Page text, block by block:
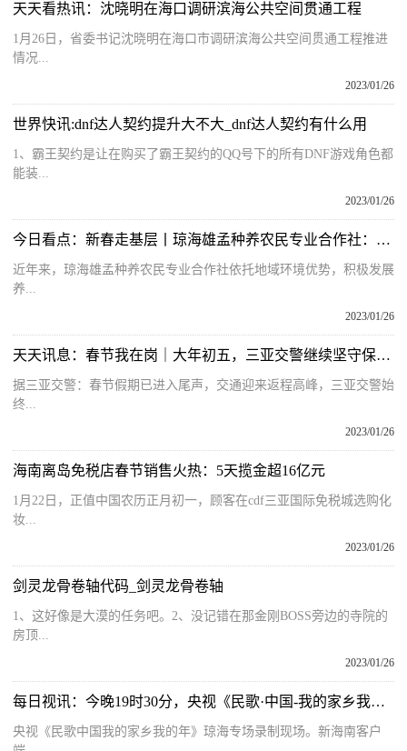
天天看热讯：沈晓明在海口调研滨海公共空间贯通工程
1月26日，省委书记沈晓明在海口市调研滨海公共空间贯通工程推进
情况...
2023/01/26
世界快讯:dnf达人契约提升大不大_dnf达人契约有什么用
1、霸王契约是让在购买了霸王契约的QQ号下的所有DNF游戏角色都
能装...
2023/01/26
今日看点：新春走基层丨琼海雄孟种养农民专业合作社：发展养殖产业 助力乡村振兴
近年来，琼海雄孟种养农民专业合作社依托地域环境优势，积极发展
养...
2023/01/26
天天讯息：春节我在岗｜大年初五，三亚交警继续坚守保畅通保安全
据三亚交警：春节假期已进入尾声，交通迎来返程高峰，三亚交警始
终...
2023/01/26
海南离岛免税店春节销售火热：5天揽金超16亿元
1月22日，正值中国农历正月初一，顾客在cdf三亚国际免税城选购化
妆...
2023/01/26
剑灵龙骨卷轴代码_剑灵龙骨卷轴
1、这好像是大漠的任务吧。2、没记错在那金刚BOSS旁边的寺院的
房顶...
2023/01/26
每日视讯：今晚19时30分，央视《民歌·中国-我的家乡我的年》琼海专场播出
央视《民歌中国我的家乡我的年》琼海专场录制现场。新海南客户